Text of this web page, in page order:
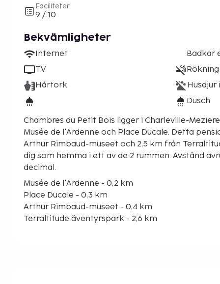
Faciliteter
9 / 10
Bekvämligheter
Internet
TV
Hårtork
Badkar
Dusch
Chambres du Petit Bois ligger i Charleville-
Musée de l'Ardenne och Place Ducale. Detta pensionat ligger 0,4 km från
Arthur Rimbaud-museet och 2,5 km från
dig som hemma i ett av de 2 rummen. Avstånd
decimal.
Musée de l'Ardenne - 0,2 km
Place Ducale - 0,3 km
Arthur Rimbaud-museet - 0,4 km
Terraltitude äventyrspark - 2,6 km